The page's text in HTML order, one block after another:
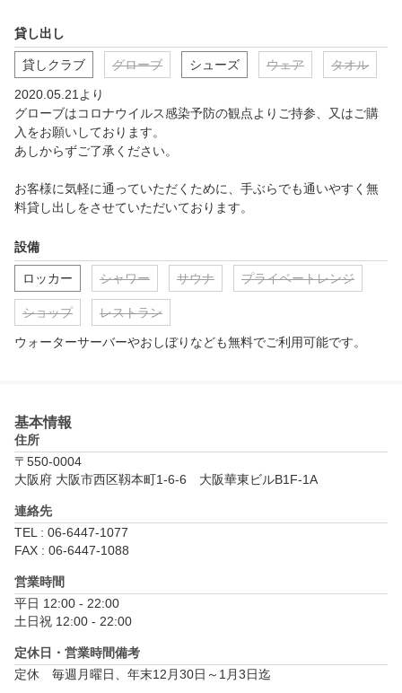
貸し出し
貸しクラブ グローブ シューズ ウェア タオル
2020.05.21より
グローブはコロナウイルス感染予防の観点よりご持参、又はご購
入をお願いしております。
あしからずご了承ください。
お客様に気軽に通っていただくために、手ぶらでも通いやすく無
料貸し出しをさせていただいております。
設備
ロッカー シャワー サウナ プライベートレンジ
ショップ レストラン
ウォーターサーバーやおしぼりなども無料でご利用可能です。
基本情報
住所
〒550-0004
大阪府 大阪市西区靱本町1-6-6　大阪華東ビルB1F-1A
連絡先
TEL : 06-6447-1077
FAX : 06-6447-1088
営業時間
平日 12:00 - 22:00
土日祝 12:00 - 22:00
定休日・営業時間備考
定休　毎週月曜日、年末12月30日～1月3日迄